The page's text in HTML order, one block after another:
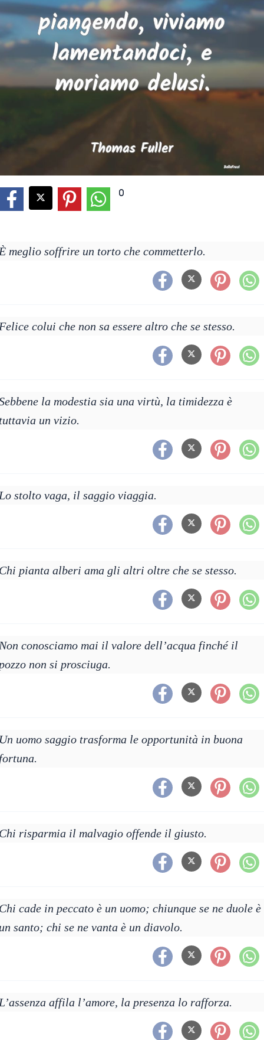
0
meglio soffrire un torto che commetterlo.
colui che non sa essere altro che se stesso.
la modestia sia una virtù, la timidezza è
un vizio.
stolto vaga, il saggio viaggia.
pianta alberi ama gli altri oltre che se stesso.
conosciamo mai il valore dell’acqua finché il
non si prosciuga.
uomo saggio trasforma le opportunità in buona
risparmia il malvagio offende il giusto.
cade in peccato è un uomo; chiunque se ne duole è
santo; chi se ne vanta è un diavolo.
affila l’amore, la presenza lo rafforza.